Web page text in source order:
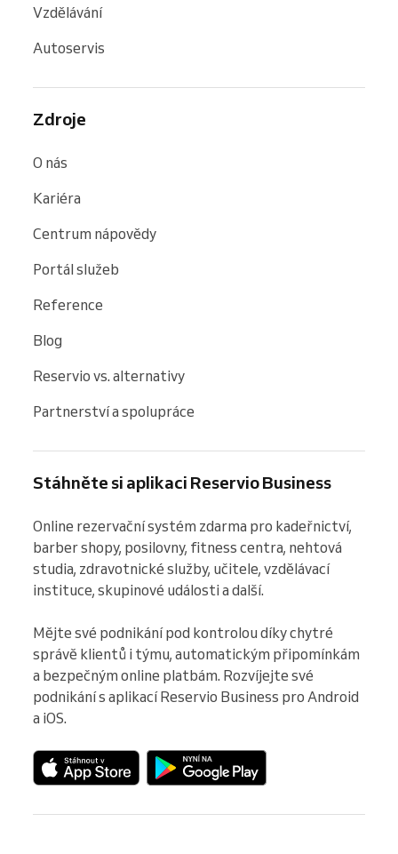
Vzdělávání
Autoservis
Zdroje
O nás
Kariéra
Centrum nápovědy
Portál služeb
Reference
Blog
Reservio vs. alternativy
Partnerství a spolupráce
Stáhněte si aplikaci Reservio Business
Online rezervační systém zdarma pro kadeřnictví,
barber shopy, posilovny, fitness centra, nehtová
studia, zdravotnické služby, učitele, vzdělávací
instituce, skupinové události a další.
Mějte své podnikání pod kontrolou díky chytré
správě klientů i týmu, automatickým připomínkám
a bezpečným online platbám. Rozvíjejte své
podnikání s aplikací Reservio Business pro Android
a iOS.